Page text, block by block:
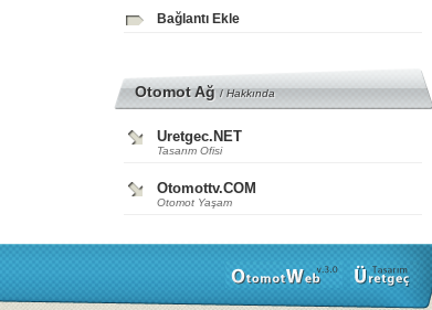
Bağlantı Ekle
Otomot Ağ/Hakkında
Uretgec.NET
Tasarım Ofisi
Otomottv.COM
Otomot Yaşam